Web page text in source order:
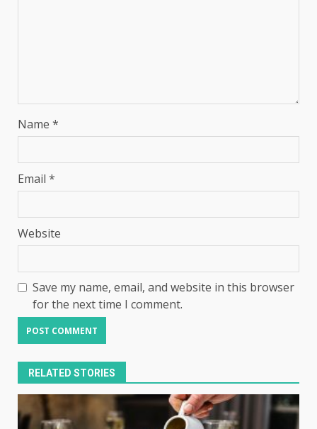
Name *
Email *
Website
Save my name, email, and website in this browser
for the next time I comment.
RELATED STORIES